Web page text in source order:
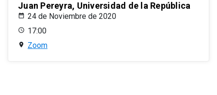
Juan Pereyra, Universidad de la República
24 de Noviembre de 2020
17:00
Zoom